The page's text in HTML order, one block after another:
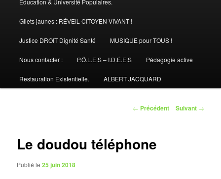
Gilets jaunes : RÉVEIL CITOYEN VIVANT !
Justice DROIT Dignité Santé MUSIQUE pour TOUS !
Nous contacter : P.Ô.L.E.S – I.D.É.E.S Pédagogie active
Restauration Existentielle. ALBERT JACQUARD
Navigation
← Précédent Suivant →
Le doudou téléphone
Publié le25 juin 2018